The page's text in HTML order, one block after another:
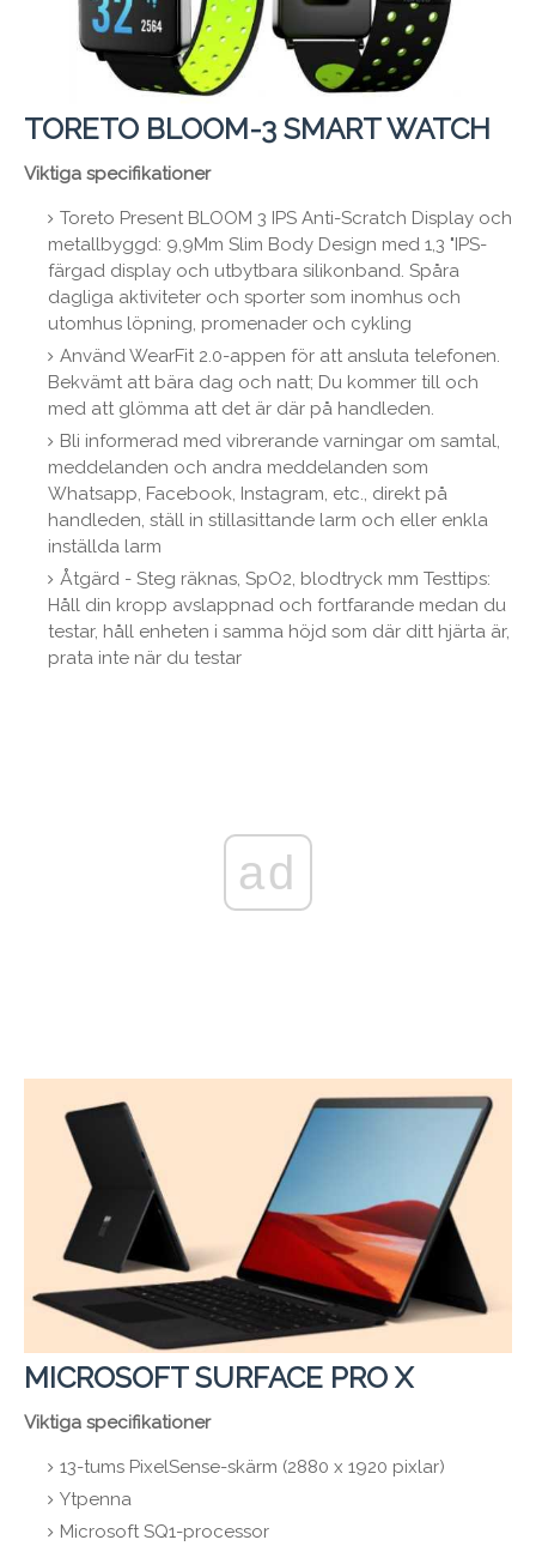
TORETO BLOOM-3 SMART WATCH
Viktiga specifikationer
Toreto Present BLOOM 3 IPS Anti-Scratch Display och
metallbyggd: 9,9Mm Slim Body Design med 1,3 "IPS-
färgad display och utbytbara silikonband. Spåra
dagliga aktiviteter och sporter som inomhus och
utomhus löpning, promenader och cykling
Använd WearFit 2.0-appen för att ansluta telefonen.
Bekvämt att bära dag och natt; Du kommer till och
med att glömma att det är där på handleden.
Bli informerad med vibrerande varningar om samtal,
meddelanden och andra meddelanden som
Whatsapp, Facebook, Instagram, etc., direkt på
handleden, ställ in stillasittande larm och eller enkla
inställda larm
Åtgärd - Steg räknas, SpO2, blodtryck mm Testtips:
Håll din kropp avslappnad och fortfarande medan du
testar, håll enheten i samma höjd som där ditt hjärta är,
prata inte när du testar
ad
MICROSOFT SURFACE PRO X
Viktiga specifikationer
13-tums PixelSense-skärm (2880 x 1920 pixlar)
Ytpenna
Microsoft SQ1-processor